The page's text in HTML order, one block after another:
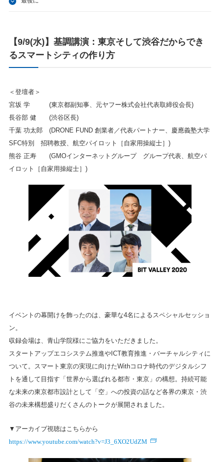
【9/9(水)】基調講演：東京そして渋谷だからでき
るスマートシティの作り方
＜登壇者＞
宮坂 学 (東京都副知事、元ヤフー株式会社代表取締役会長)
長谷部 健 (渋谷区長)
千葉 功太郎 (DRONE FUND 創業者／代表パートナー、慶應義塾大学
SFC特別 招聘教授、航空パイロット［自家用操縦士］)
熊谷 正寿 (GMOインターネットグループ グループ代表、航空パ
イロット［自家用操縦士］)
イベントの幕開けを飾ったのは、豪華な4名によるスペシャルセッショ
ン。
収録会場は、青山学院様にご協力をいただきました。
スタートアップエコシステム推進やICT教育推進・バーチャルシティに
ついて。スマート東京の実現に向けたWithコロナ時代のデジタルシフ
トを通して目指す「世界から選ばれる都市・東京」の構想。持続可能
な未来の東京都市設計として「空」への投資の話など各界の東京・渋
谷の未来構想盛りだくさんのトークが展開されました。
▼アーカイブ視聴はこちらから
https://www.youtube.com/watch?v=J3_6XO2UdZM